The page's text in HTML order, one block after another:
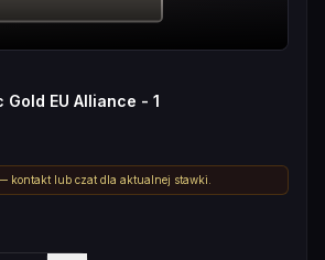
Gold EU Alliance - 1
kontakt lub czat dla aktualnej stawki.